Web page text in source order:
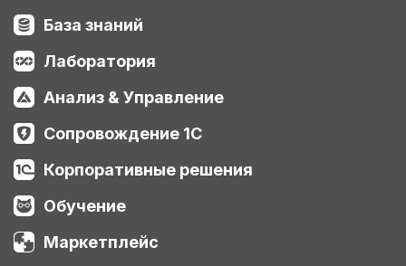
База знаний
Лаборатория
Анализ & Управление
Сопровождение 1С
Корпоративные решения
Обучение
Маркетплейс